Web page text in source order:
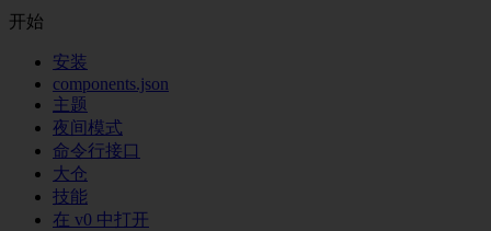
开始
安装
components.json
主题
夜间模式
命令行接口
大仓
技能
在 v0 中打开